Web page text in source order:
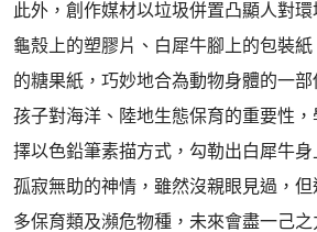
此外，創作媒材以垃圾併置凸顯人對
龜殼上的塑膠片、白犀牛腳上的包裝
的糖果紙，巧妙地合為動物身體的一
孩子對海洋、陸地生態保育的重要性
擇以色鉛筆素描方式，勾勒出白犀牛
孤寂無助的神情，雖然沒親眼見過，
多保育類及瀕危物種，未來會盡一己